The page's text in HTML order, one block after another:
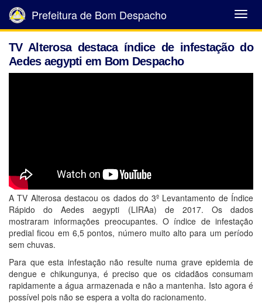
Abrir
Menu
Prefeitura de Bom Despacho
TV Alterosa destaca índice de infestação do
Aedes aegypti em Bom Despacho
A TV Alterosa destacou os dados do 3º Levantamento de Índice
Rápido do Aedes aegypti (LIRAa) de 2017. Os dados
mostraram informações preocupantes. O índice de infestação
predial ficou em 6,5 pontos, número muito alto para um período
sem chuvas.
Para que esta infestação não resulte numa grave epidemia de
dengue e chikungunya, é preciso que os cidadãos consumam
rapidamente a água armazenada e não a mantenha. Isto agora é
possível pois não se espera a volta do racionamento.